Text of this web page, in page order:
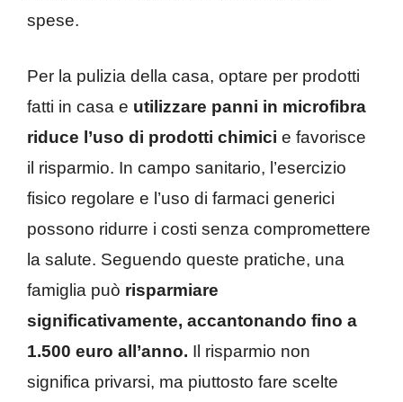
spese.
Per la pulizia della casa, optare per prodotti
fatti in casa e utilizzare panni in microfibra
riduce l’uso di prodotti chimici e favorisce
il risparmio. In campo sanitario, l’esercizio
fisico regolare e l’uso di farmaci generici
possono ridurre i costi senza compromettere
la salute. Seguendo queste pratiche, una
famiglia può risparmiare
significativamente, accantonando fino a
1.500 euro all’anno. Il risparmio non
significa privarsi, ma piuttosto fare scelte